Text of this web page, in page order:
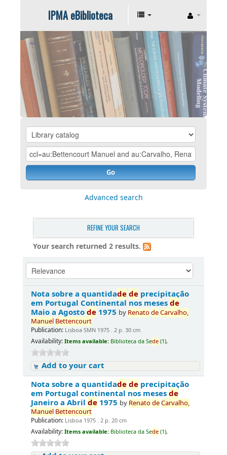
IPMA eBiblioteca
Go
Advanced search
REFINE YOUR SEARCH
Your search returned 2 results.
Nota sobre a quantidadede precipitação
em Portugal Continental nos mesesde
Maio a Agostode 1975 by RenatodeCarvalho,
Manuel Bettencourt
Publication: Lisboa SMN 1975 . 2 p. 30 cm
Availability: Items available: Biblioteca da Sede (1),
Add to your cart
Nota sobre a quantidadede precipitação
em Portugal continental nos mesesde
Janeiro a Abrilde 1975 by RenatodeCarvalho,
Manuel Bettencourt
Publication: Lisboa 1975 . 2 p. 20 cm
Availability: Items available: Biblioteca da Sede (1),